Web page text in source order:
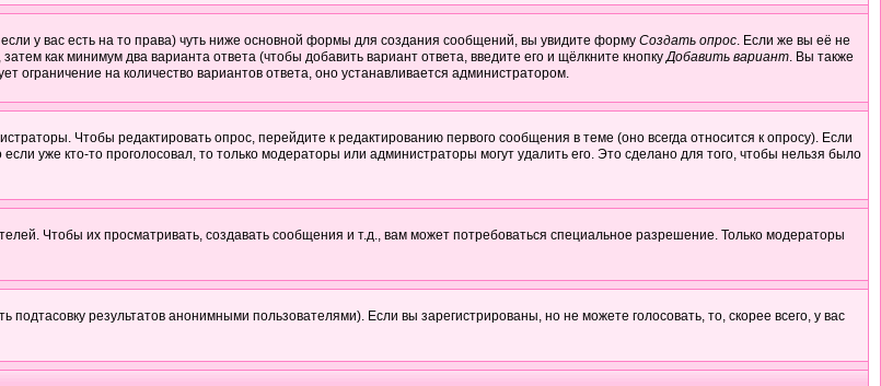
у вас есть на то права) чуть ниже основной формы для создания сообщений, вы увидите форму Создать опрос. Если же вы её не
как минимум два варианта ответа (чтобы добавить вариант ответа, введите его и щёлкните кнопкуДобавить вариант. Вы также
ограничение на количество вариантов ответа, оно устанавливается администратором.
Чтобы редактировать опрос, перейдите к редактированию первого сообщения в теме (оно всегда относится к опросу). Если
уже кто-то проголосовал, то только модераторы или администраторы могут удалить его. Это сделано для того, чтобы нельзя было
Чтобы их просматривать, создавать сообщения и т.д., вам может потребоваться специальное разрешение. Только модераторы
подтасовку результатов анонимными пользователями). Если вы зарегистрированы, но не можете голосовать, то, скорее всего, у вас